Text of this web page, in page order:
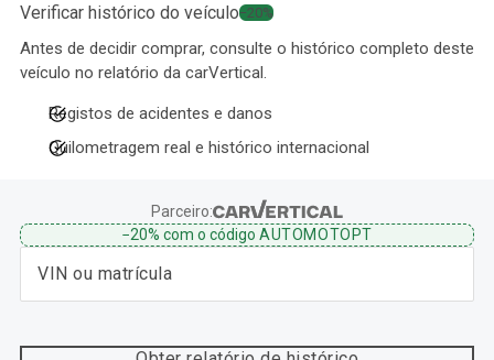
Verificar histórico do veículo−20%
Antes de decidir comprar, consulte o histórico completo deste
veículo no relatório da carVertical.
Registos de acidentes e danos
Quilometragem real e histórico internacional
Parceiro:
−20%com o código AUTOMOTOPT